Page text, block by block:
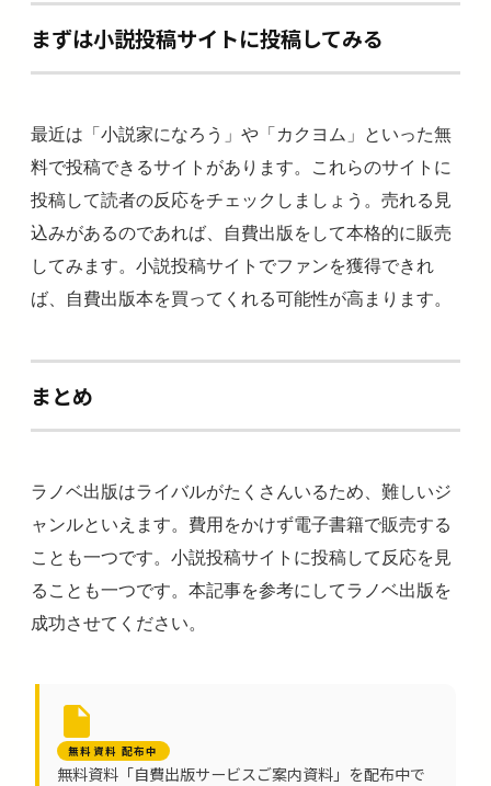
まずは小説投稿サイトに投稿してみる
最近は「小説家になろう」や「カクヨム」といった無
料で投稿できるサイトがあります。これらのサイトに
投稿して読者の反応をチェックしましょう。売れる見
込みがあるのであれば、自費出版をして本格的に販売
してみます。小説投稿サイトでファンを獲得できれ
ば、自費出版本を買ってくれる可能性が高まります。
まとめ
ラノベ出版はライバルがたくさんいるため、難しいジ
ャンルといえます。費用をかけず電子書籍で販売する
ことも一つです。小説投稿サイトに投稿して反応を見
ることも一つです。本記事を参考にしてラノベ出版を
成功させてください。
無料資料 配布中
無料資料「自費出版サービスご案内資料」を配布中で